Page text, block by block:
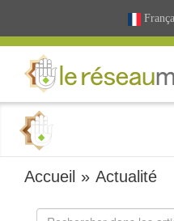
Accueil »Actualité